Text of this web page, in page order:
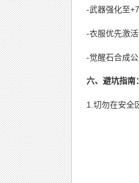
-武器强化至
-衣服优先激
-觉醒石合成
六、避坑指南
1.切勿在安全